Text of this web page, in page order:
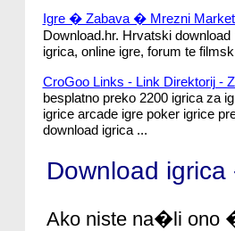
Igre � Zabava � Mrezni
Download.hr. Hrvatski
igrica, online igre, forum te
CroGoo Links - Link Direktorij -
besplatno preko 2200 igrica za
igrice arcade igre poker igrice
download igrica ...
Download
Ako niste na�li ono